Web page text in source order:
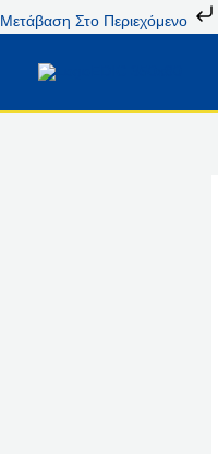
Μετάβαση Στο Περιεχόμενο
Στο
Περιεχόμενο